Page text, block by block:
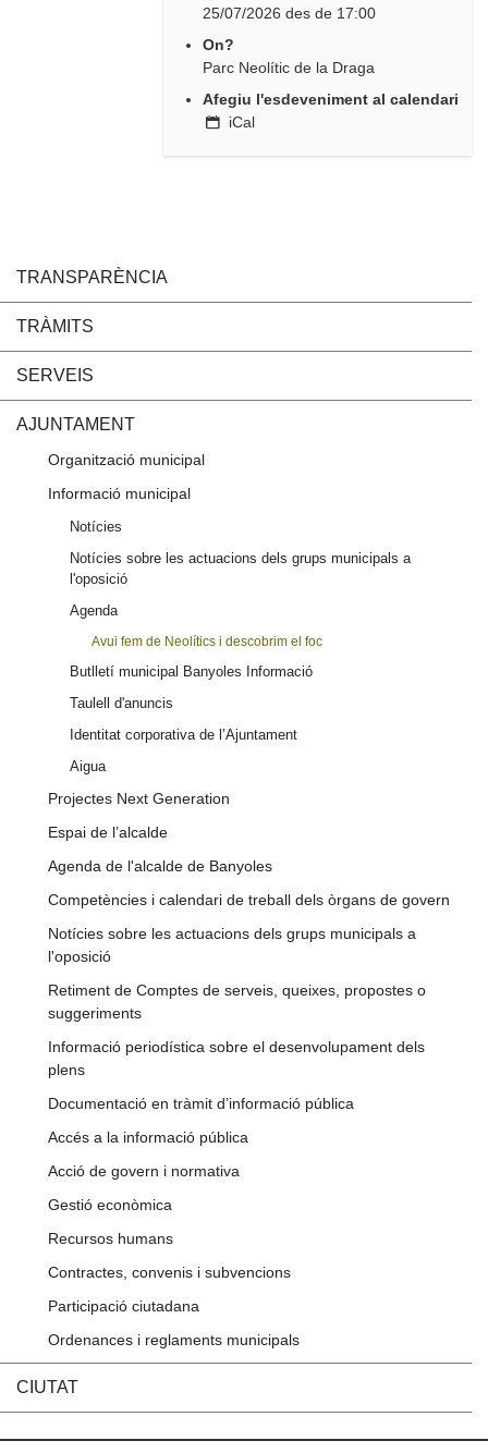
25/07/2026 des de 17:00
On?
Parc Neolític de la Draga
Afegiu l'esdeveniment al calendari
iCal
TRANSPARÈNCIA
TRÀMITS
SERVEIS
AJUNTAMENT
Organització municipal
Informació municipal
Notícies
Notícies sobre les actuacions dels grups municipals a
l'oposició
Agenda
Avui fem de Neolítics i descobrim el foc
Butlletí municipal Banyoles Informació
Taulell d'anuncis
Identitat corporativa de l’Ajuntament
Aigua
Projectes Next Generation
Espai de l’alcalde
Agenda de l'alcalde de Banyoles
Competències i calendari de treball dels òrgans de govern
Notícies sobre les actuacions dels grups municipals a
l'oposició
Retiment de Comptes de serveis, queixes, propostes o
suggeriments
Informació periodística sobre el desenvolupament dels
plens
Documentació en tràmit d’informació pública
Accés a la informació pública
Acció de govern i normativa
Gestió econòmica
Recursos humans
Contractes, convenis i subvencions
Participació ciutadana
Ordenances i reglaments municipals
CIUTAT